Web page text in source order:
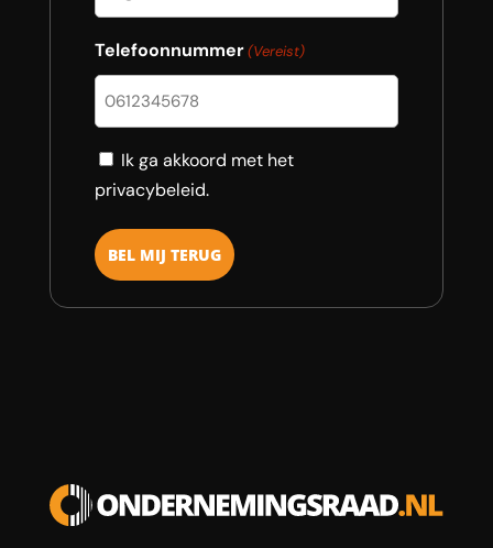
Telefoonnummer(Vereist)
Consent
Ik ga akkoord met het
privacybeleid.